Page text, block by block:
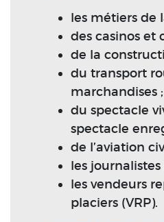
les métiers de
des casinos et
de la
du transport
marchandises ;
du spectacle
spectacle
de l’aviation
les journalistes
les vendeurs
placiers (VRP).